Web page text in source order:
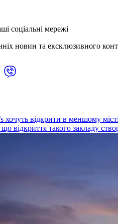
соціальні мережі
новин та ексклюзивного
відкрити в меншому місті
відкриття такого закладу